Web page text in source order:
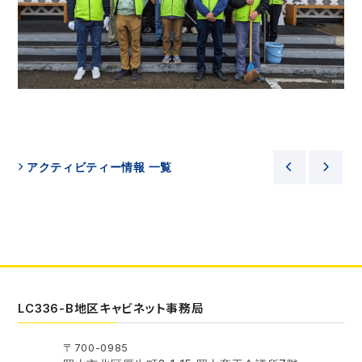
アクティビティー情報 一覧
LC336-B地区キャビネット事務局
〒700-0985